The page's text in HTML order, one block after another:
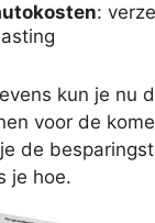
:
kun je nu
voor de
de
je hoe.